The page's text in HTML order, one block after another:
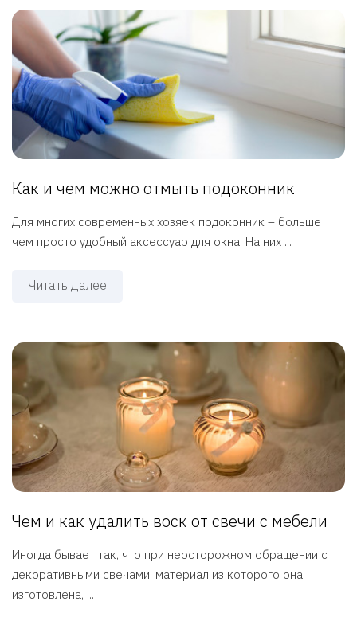
Как и чем можно отмыть подоконник
Для многих современных хозяек подоконник – больше
чем просто удобный аксессуар для окна. На них ...
Читать далее
Чем и как удалить воск от свечи с мебели
Иногда бывает так, что при неосторожном обращении с
декоративными свечами, материал из которого она
изготовлена, ...